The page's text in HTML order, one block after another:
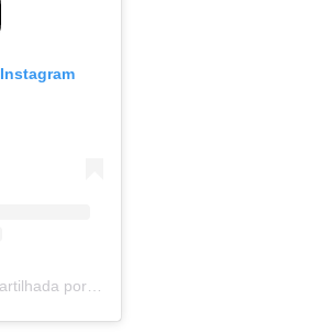
Uma publicação compartilhada por Christiane Gonçalves (@artecomquiane)